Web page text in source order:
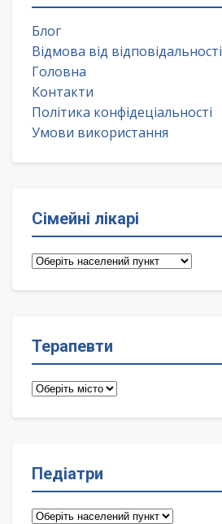
Блог
Відмова від відповідальності
Головна
Контакти
Політика конфідеціальності
Умови використання
Сімейні лікарі
Сімейні
Терапевти
Терапевти
Педіатри
Педіатри